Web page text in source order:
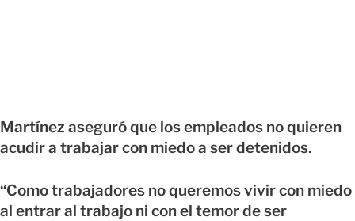
Martínez aseguró que los empleados no quieren
acudir a trabajar con miedo a ser detenidos.
“Como trabajadores no queremos vivir con miedo
al entrar al trabajo ni con el temor de ser